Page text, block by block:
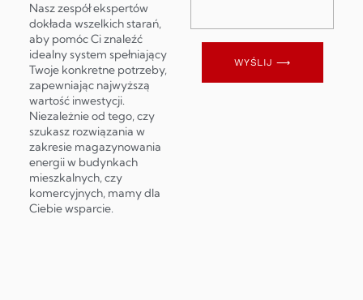
Nasz zespół ekspertów
dokłada wszelkich starań,
aby pomóc Ci znaleźć
idealny system spełniający
Twoje konkretne potrzeby,
zapewniając najwyższą
wartość inwestycji.
Niezależnie od tego, czy
szukasz rozwiązania w
zakresie magazynowania
energii w budynkach
mieszkalnych, czy
komercyjnych, mamy dla
Ciebie wsparcie.
WYŚLIJ ⟶